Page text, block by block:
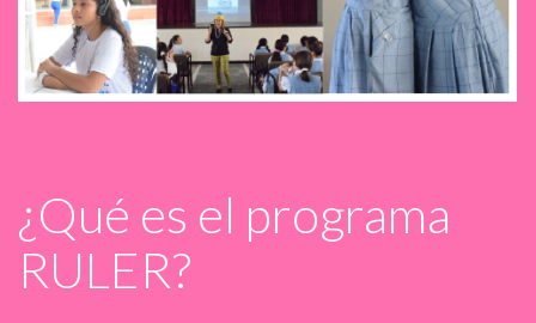
¿Qué es el programa
RULER?